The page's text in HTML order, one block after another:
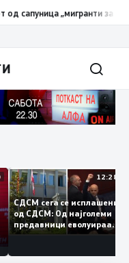
„мигранти за пари“,
СДСМ сега се
од СДСМ: Од најголеми
предавници еволуираа
во најголеми патриоти